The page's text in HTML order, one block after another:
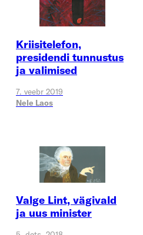
Kriisitelefon,
presidendi tunnustus
ja valimised
7. veebr 2019
Nele Laos
Valge Lint, vägivald
ja uus minister